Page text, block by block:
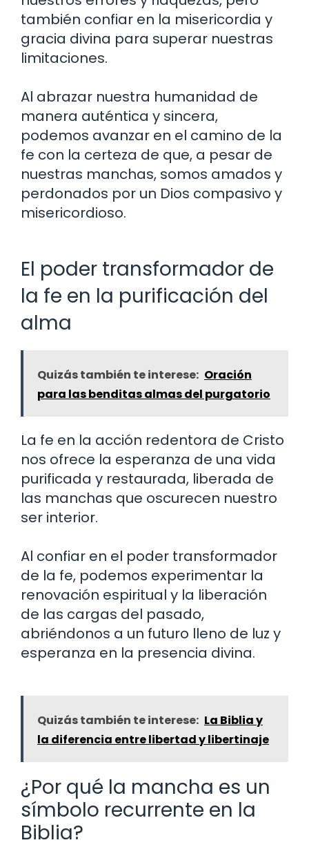
también confiar en la misericordia y
gracia divina para superar nuestras
limitaciones.
Al abrazar nuestra humanidad de
manera auténtica y sincera,
podemos avanzar en el camino de la
fe con la certeza de que, a pesar de
nuestras manchas, somos amados y
perdonados por un Dios compasivo y
misericordioso.
El poder transformador de
la fe en la purificación del
alma
Quizás también te interese: Oración
para las benditas almas del purgatorio
La fe en la acción redentora de Cristo
nos ofrece la esperanza de una vida
purificada y restaurada, liberada de
las manchas que oscurecen nuestro
ser interior.
Al confiar en el poder transformador
de la fe, podemos experimentar la
renovación espiritual y la liberación
de las cargas del pasado,
abriéndonos a un futuro lleno de luz y
esperanza en la presencia divina.
Quizás también te interese: La Biblia y
la diferencia entre libertad y libertinaje
¿Por qué la mancha es un
símbolo recurrente en la
Biblia?